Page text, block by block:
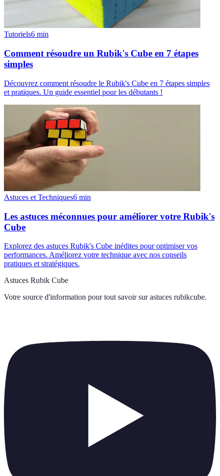
Tutoriels6 min
Comment résoudre un Rubik's Cube en 7 étapes
simples
Découvrez comment résoudre le Rubik's Cube en 7 étapes simples
et pratiques. Un guide essentiel pour les débutants !
Astuces et Techniques6 min
Les astuces méconnues pour améliorer votre Rubik's
Cube
Explorez des astuces Rubik's Cube inédites pour optimiser vos
performances. Améliorez votre technique avec nos conseils
pratiques et stratégiques.
Astuces Rubik Cube
Votre source d'information pour tout savoir sur astuces rubikcube.